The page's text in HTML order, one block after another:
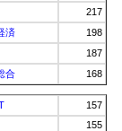
217
済
198
187
合 168
157
155